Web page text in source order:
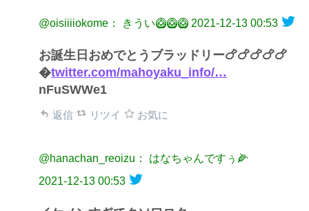
@oisiiiiokome： きうい🥝🥝🥝 2021-12-13 00:53
お誕生日おめでとうブラッドリー🍗🍗🍗🍗🍗
�twitter.com/mahoyaku_info/…
nFuSWWe1
返信 リツイ お気に
@hanachan_reoizu： はなちゃんですぅ🌽
2021-12-13 00:53